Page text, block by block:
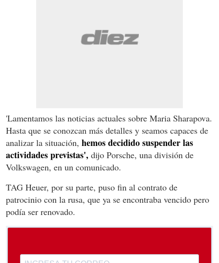
'Lamentamos las noticias actuales sobre Maria Sharapova.
Hasta que se conozcan más detalles y seamos capaces de
analizar la situación, hemos decidido suspender las
actividades previstas', dijo Porsche, una división de
Volkswagen, en un comunicado.
TAG Heuer, por su parte, puso fin al contrato de
patrocinio con la rusa, que ya se encontraba vencido pero
podía ser renovado.